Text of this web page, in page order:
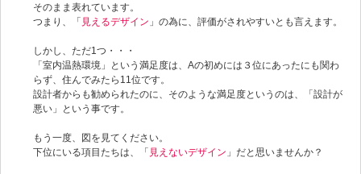
そのまま表れています。
つまり、「 見えるデザイン 」の為に、評価がされやすいとも言えます。
しかし、ただ1つ・・・
「室内温熱環境」という満足度は、Aの初めには３位にあったにも関わ
らず、住んでみたら11位です。
設計者からも勧められたのに、そのような満足度というのは、「設計が
悪い」という事です。
もう一度、図を見てください。
下位にいる項目たちは、「 見えないデザイン 」だと思いませんか？